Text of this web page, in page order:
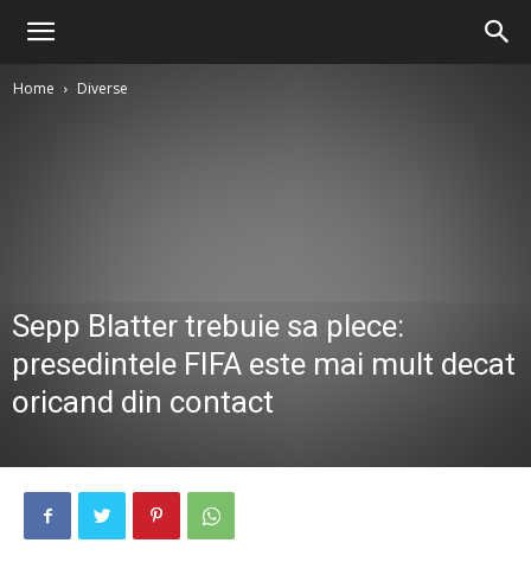
Home Diverse
Sepp Blatter trebuie sa plece:
presedintele FIFA este mai mult decat
oricand din contact